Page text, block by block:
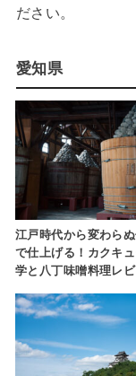
ださい。
愛知県
江戸時代から変わら
で仕上げる！カクキ
学と八丁味噌料理レ